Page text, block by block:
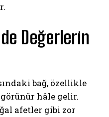
Değerlerin
bağ, özellikle
hâle gelir.
afetler gibi zor